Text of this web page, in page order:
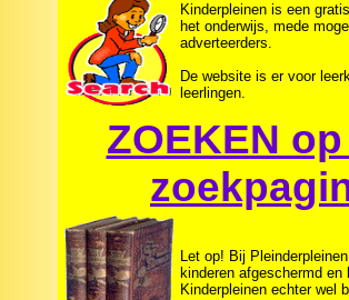
Kinderpleinen is een
het onderwijs, mede
adverteerders.
De website is er voor
leerlingen.
ZOEKEN
Let op! Bij
kinderen afgeschermd en
Kinderpleinen echter wel